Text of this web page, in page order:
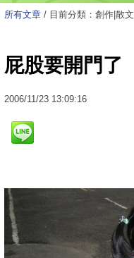
所有文章 / 目前分類：創作|散文
屁股要開門了
2006/11/23 13:09:16